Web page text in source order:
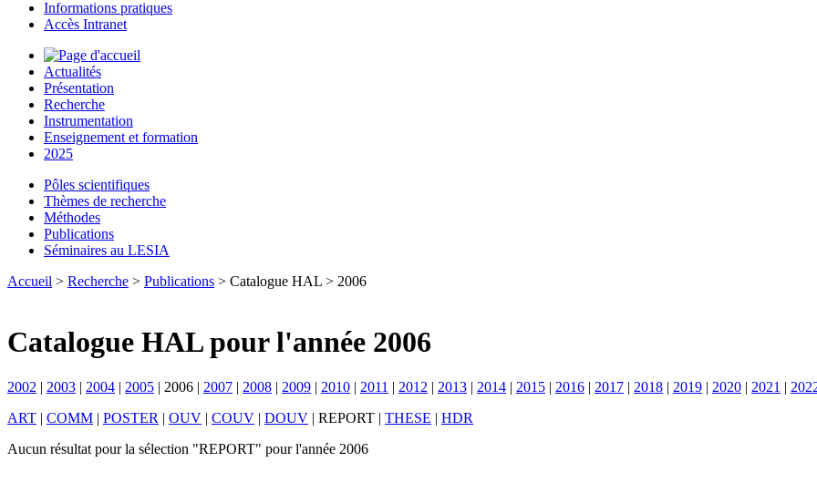
Informations pratiques
Accès Intranet
Actualités
Présentation
Recherche
Instrumentation
Enseignement et formation
2025
Pôles scientifiques
Thèmes de recherche
Méthodes
Publications
Séminaires au LESIA
Accueil > Recherche > Publications > Catalogue HAL > 2006
Catalogue HAL pour l'année 2006
2002 | 2003 | 2004 | 2005 | 2006 | 2007 | 2008 | 2009 | 2010 | 2011 | 2012 | 2013 | 2014 | 2015 | 2016 | 2017 | 2018 | 2019 | 2020 | 2021 |
ART | COMM | POSTER | OUV | COUV | DOUV | REPORT | THESE | HDR
Aucun résultat pour la sélection "REPORT" pour l'année 2006